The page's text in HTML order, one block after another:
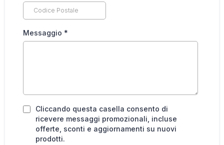
Messaggio *
Cliccando questa casella consento di
ricevere messaggi promozionali, incluse
offerte, sconti e aggiornamenti su nuovi
prodotti.